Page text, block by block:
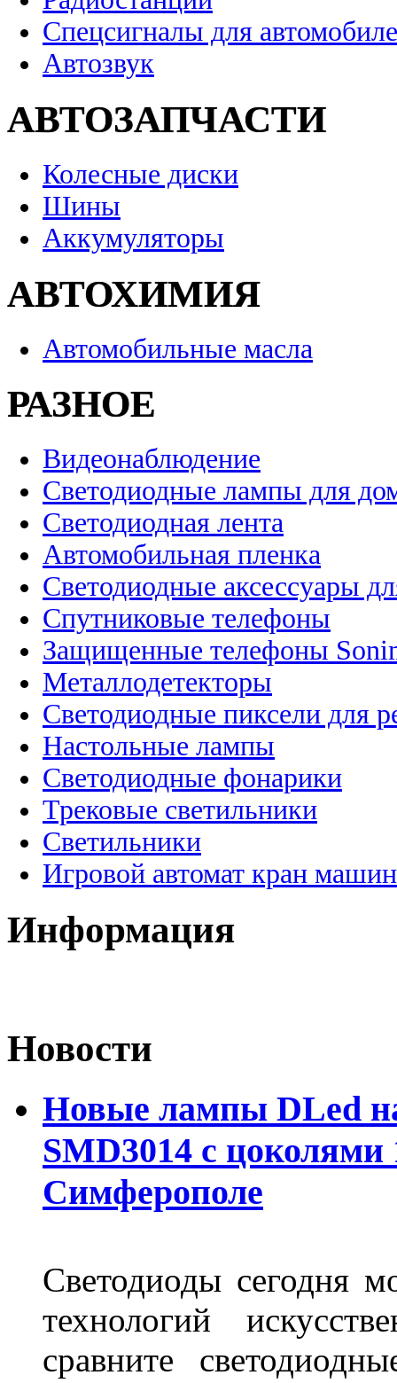
Спецсигналы для
Автозвук
АВТОЗАПЧАСТИ
Колесные диски
Шины
Аккумуляторы
АВТОХИМИЯ
Автомобильные масла
РАЗНОЕ
Видеонаблюдение
Светодиодные лампы для
Светодиодная лента
Автомобильная пленка
Светодиодные аксессуары
Спутниковые телефоны
Защищенные телефоны
Металлодетекторы
Светодиодные пиксели для
Настольные лампы
Светодиодные фонарики
Трековые светильники
Светильники
Игровой автомат кран
Информация
Новости
Новые лампы DLed
SMD3014 с цоколями
Симферополе
Светодиоды сегодня
технологий
сравните